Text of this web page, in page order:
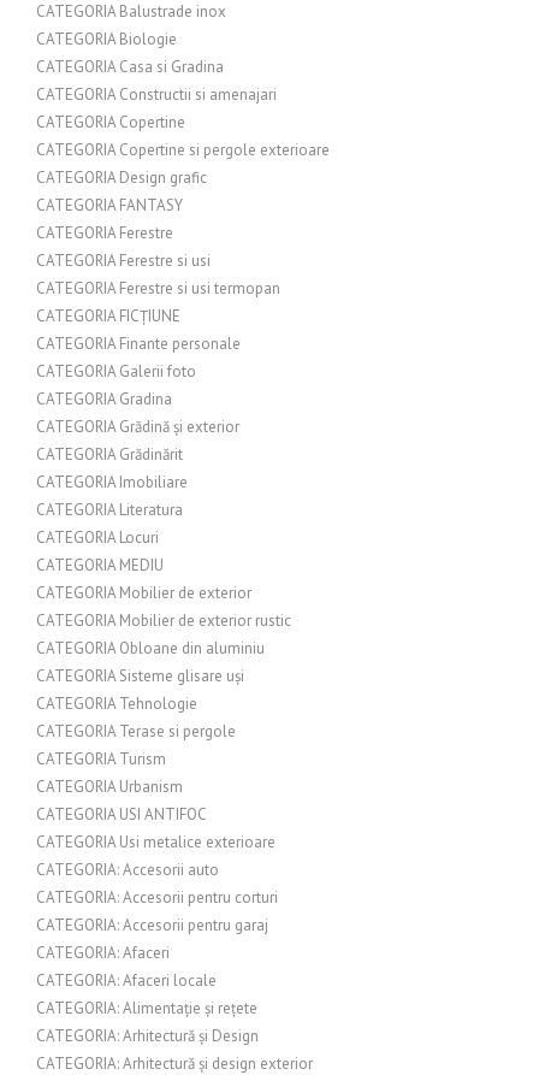
CATEGORIA Balustrade inox
CATEGORIA Biologie
CATEGORIA Casa si Gradina
CATEGORIA Constructii si amenajari
CATEGORIA Copertine
CATEGORIA Copertine si pergole exterioare
CATEGORIA Design grafic
CATEGORIA FANTASY
CATEGORIA Ferestre
CATEGORIA Ferestre si usi
CATEGORIA Ferestre si usi termopan
CATEGORIA FICȚIUNE
CATEGORIA Finante personale
CATEGORIA Galerii foto
CATEGORIA Gradina
CATEGORIA Grădină și exterior
CATEGORIA Grădinărit
CATEGORIA Imobiliare
CATEGORIA Literatura
CATEGORIA Locuri
CATEGORIA MEDIU
CATEGORIA Mobilier de exterior
CATEGORIA Mobilier de exterior rustic
CATEGORIA Obloane din aluminiu
CATEGORIA Sisteme glisare uși
CATEGORIA Tehnologie
CATEGORIA Terase si pergole
CATEGORIA Turism
CATEGORIA Urbanism
CATEGORIA USI ANTIFOC
CATEGORIA Usi metalice exterioare
CATEGORIA: Accesorii auto
CATEGORIA: Accesorii pentru corturi
CATEGORIA: Accesorii pentru garaj
CATEGORIA: Afaceri
CATEGORIA: Afaceri locale
CATEGORIA: Alimentație și rețete
CATEGORIA: Arhitectură și Design
CATEGORIA: Arhitectură și design exterior